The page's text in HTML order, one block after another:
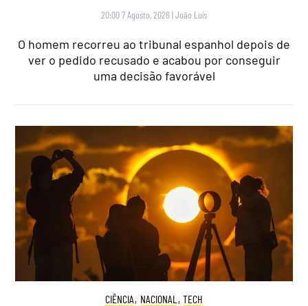
20:00 7 Agosto, 2026 |João Luís
O homem recorreu ao tribunal espanhol depois de
ver o pedido recusado e acabou por conseguir
uma decisão favorável
CIÊNCIA, NACIONAL , TECH